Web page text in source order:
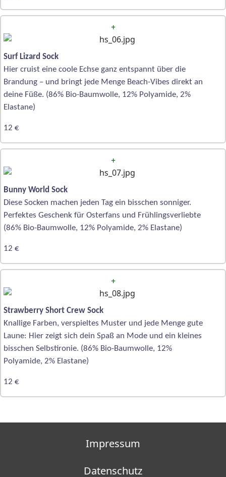
+
Surf Lizard Sock
Hier cruist eine coole Echse ganz entspannt über die
Brandung – und bringt jede Menge Beach-Vibes direkt an
deine Füße. (86% Bio-Baumwolle, 12% Polyamide, 2%
Elastane)
12 €
+
Bunny World Sock
Diese Socken machen jeden Tag ein bisschen sonniger.
Perfektes Geschenk für Osterfans und Frühlingsverliebte
(86% Bio-Baumwolle, 12% Polyamide, 2% Elastane)
12 €
+
Strawberry Short Crew Sock
Knallige Farben, verspieltes Muster und jede Menge gute
Laune: Hier zeigt sich dein Spaß an Mode und ein kleines
bisschen Selbstironie. (86% Bio-Baumwolle, 12%
Polyamide, 2% Elastane)
12 €
Impressum
Datenschutz